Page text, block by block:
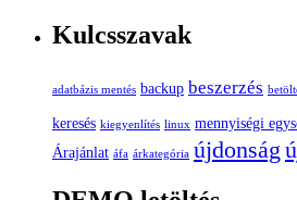
Kulcsszavak
adatbázis mentés backup beszerzés
keresés kiegyenlítés linux mennyiségi
Árajánlat áfa árkategória újdonság